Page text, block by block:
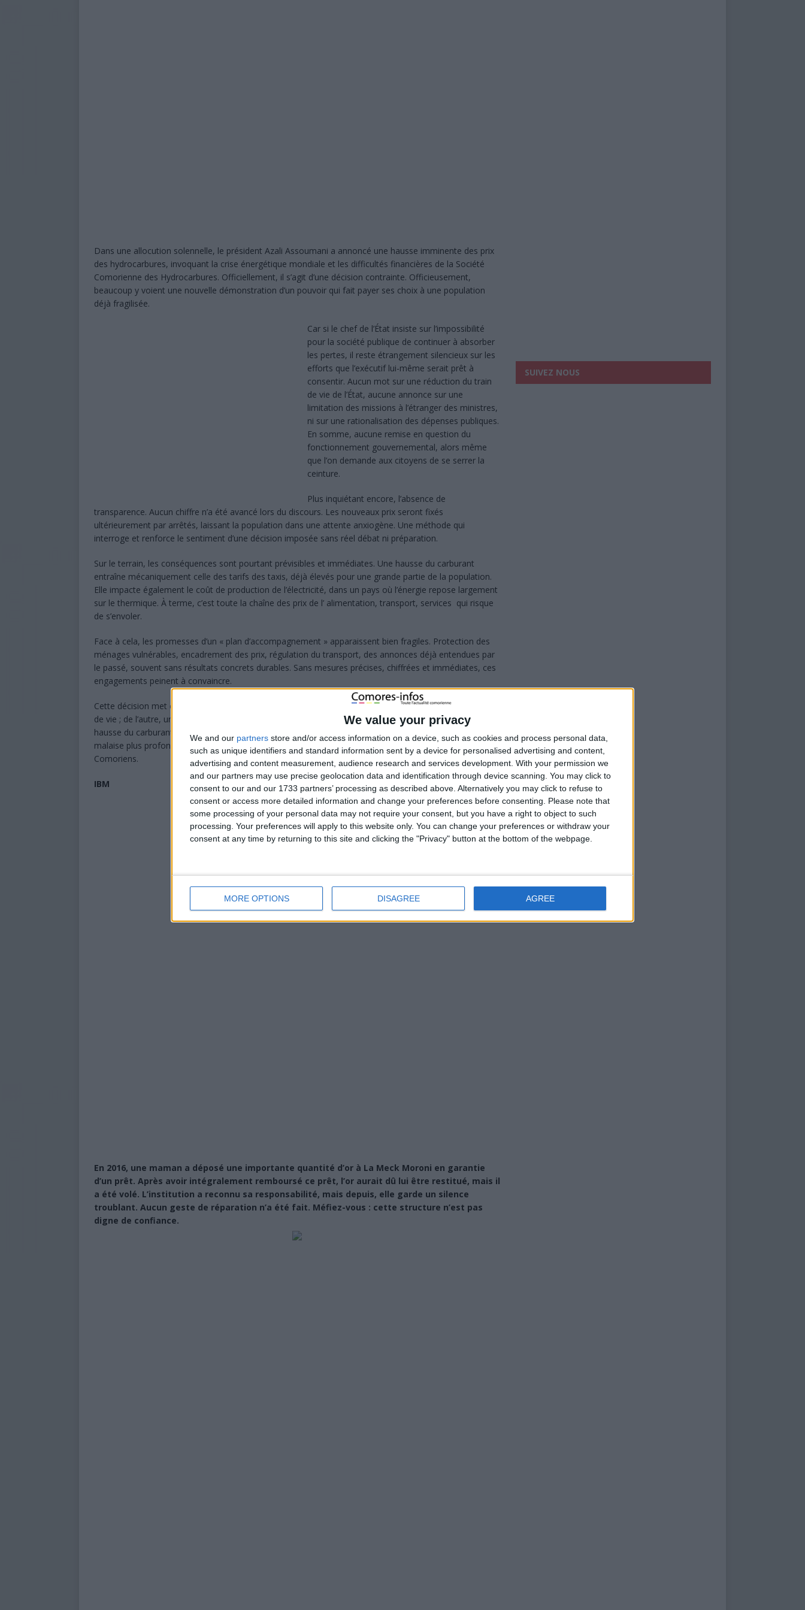
We value your privacy
We and our partners store and/or access information on a device, such as cookies and process personal data,
such as unique identifiers and standard information sent by a device for personalised advertising and content,
advertising and content measurement, audience research and services development. With your permission we
and our partners may use precise geolocation data and identification through device scanning. You may click to
consent to our and our 1733 partners’ processing as described above. Alternatively you may click to refuse to
consent or access more detailed information and change your preferences before consenting. Please note that
some processing of your personal data may not require your consent, but you have a right to object to such
processing. Your preferences will apply to this website only. You can change your preferences or withdraw your
consent at any time by returning to this site and clicking the "Privacy" button at the bottom of the webpage.
MORE OPTIONS DISAGREE AGREE
Dans une allocution solennelle, le président Azali Assoumani a annoncé une hausse imminente des prix
des hydrocarbures, invoquant la crise énergétique mondiale et les difficultés financières de la Société
Comorienne des Hydrocarbures. Officiellement, il s’agit d’une décision contrainte. Officieusement,
beaucoup y voient une nouvelle démonstration d’un pouvoir qui fait payer ses choix à une population
déjà fragilisée.
Car si le chef de l’État insiste sur l’impossibilité
pour la société publique de continuer à absorber
les pertes, il reste étrangement silencieux sur les
efforts que l’exécutif lui-même serait prêt à
consentir. Aucun mot sur une réduction du train
de vie de l’État, aucune annonce sur une
limitation des missions à l’étranger des ministres,
ni sur une rationalisation des dépenses publiques.
En somme, aucune remise en question du
fonctionnement gouvernemental, alors même
que l’on demande aux citoyens de se serrer la
ceinture.
Plus inquiétant encore, l’absence de
transparence. Aucun chiffre n’a été avancé lors du discours. Les nouveaux prix seront fixés
ultérieurement par arrêtés, laissant la population dans une attente anxiogène. Une méthode qui
interroge et renforce le sentiment d’une décision imposée sans réel débat ni préparation.
Sur le terrain, les conséquences sont pourtant prévisibles et immédiates. Une hausse du carburant
entraîne mécaniquement celle des tarifs des taxis, déjà élevés pour une grande partie de la population.
Elle impacte également le coût de production de l’électricité, dans un pays où l’énergie repose largement
sur le thermique. À terme, c’est toute la chaîne des prix de l’ alimentation, transport, services qui risque
de s’envoler.
Face à cela, les promesses d’un « plan d’accompagnement » apparaissent bien fragiles. Protection des
ménages vulnérables, encadrement des prix, régulation du transport, des annonces déjà entendues par
le passé, souvent sans résultats concrets durables. Sans mesures précises, chiffrées et immédiates, ces
engagements peinent à convaincre.
Cette décision met en lumière un déséquilibre persistant, d’un côté, un État qui refuse de revoir son train
de vie ; de l’autre, une population sommée d’absorber les chocs économiques. Dans ces conditions, la
hausse du carburant dépasse largement la simple question énergétique. Elle devient un révélateur d’un
malaise plus profond, celui d’un fossé grandissant entre les dirigeants et les réalités quotidiennes des
Comoriens.
IBM
En 2016, une maman a déposé une importante quantité d’or à La Meck Moroni en garantie
d’un prêt. Après avoir intégralement remboursé ce prêt, l’or aurait dû lui être restitué, mais il
a été volé. L’institution a reconnu sa responsabilité, mais depuis, elle garde un silence
troublant. Aucun geste de réparation n’a été fait. Méfiez-vous : cette structure n’est pas
digne de confiance.
SUIVEZ NOUS